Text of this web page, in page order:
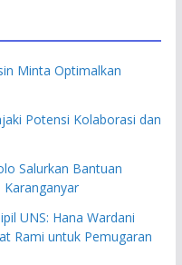
Minta Optimalkan
Potensi Kolaborasi dan
Salurkan Bantuan
Karanganyar
UNS: Hana Wardani
Rami untuk Pemugaran